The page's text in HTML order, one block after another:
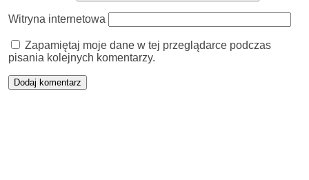
Witryna internetowa
Zapamiętaj moje dane w tej przeglądarce podczas
pisania kolejnych komentarzy.